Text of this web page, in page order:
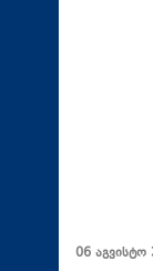
06 აგვისტო